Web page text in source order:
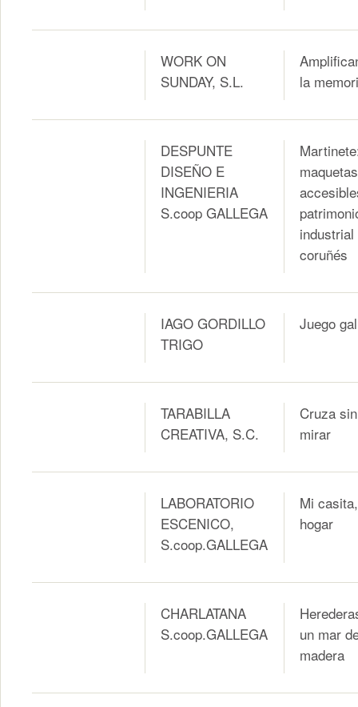
WORK ON
SUNDAY, S.L.
la
DESPUNTE
DISEÑO E
INGENIERIA
S.coop GALLEGA
maquetas
industrial
coruñés
IAGO GORDILLO
TRIGO
Juego
TARABILLA
CREATIVA, S.C.
Cruza sin
mirar
LABORATORIO
ESCENICO,
S.coop.GALLEGA
Mi
hogar
CHARLATANA
S.coop.GALLEGA
un mar
madera